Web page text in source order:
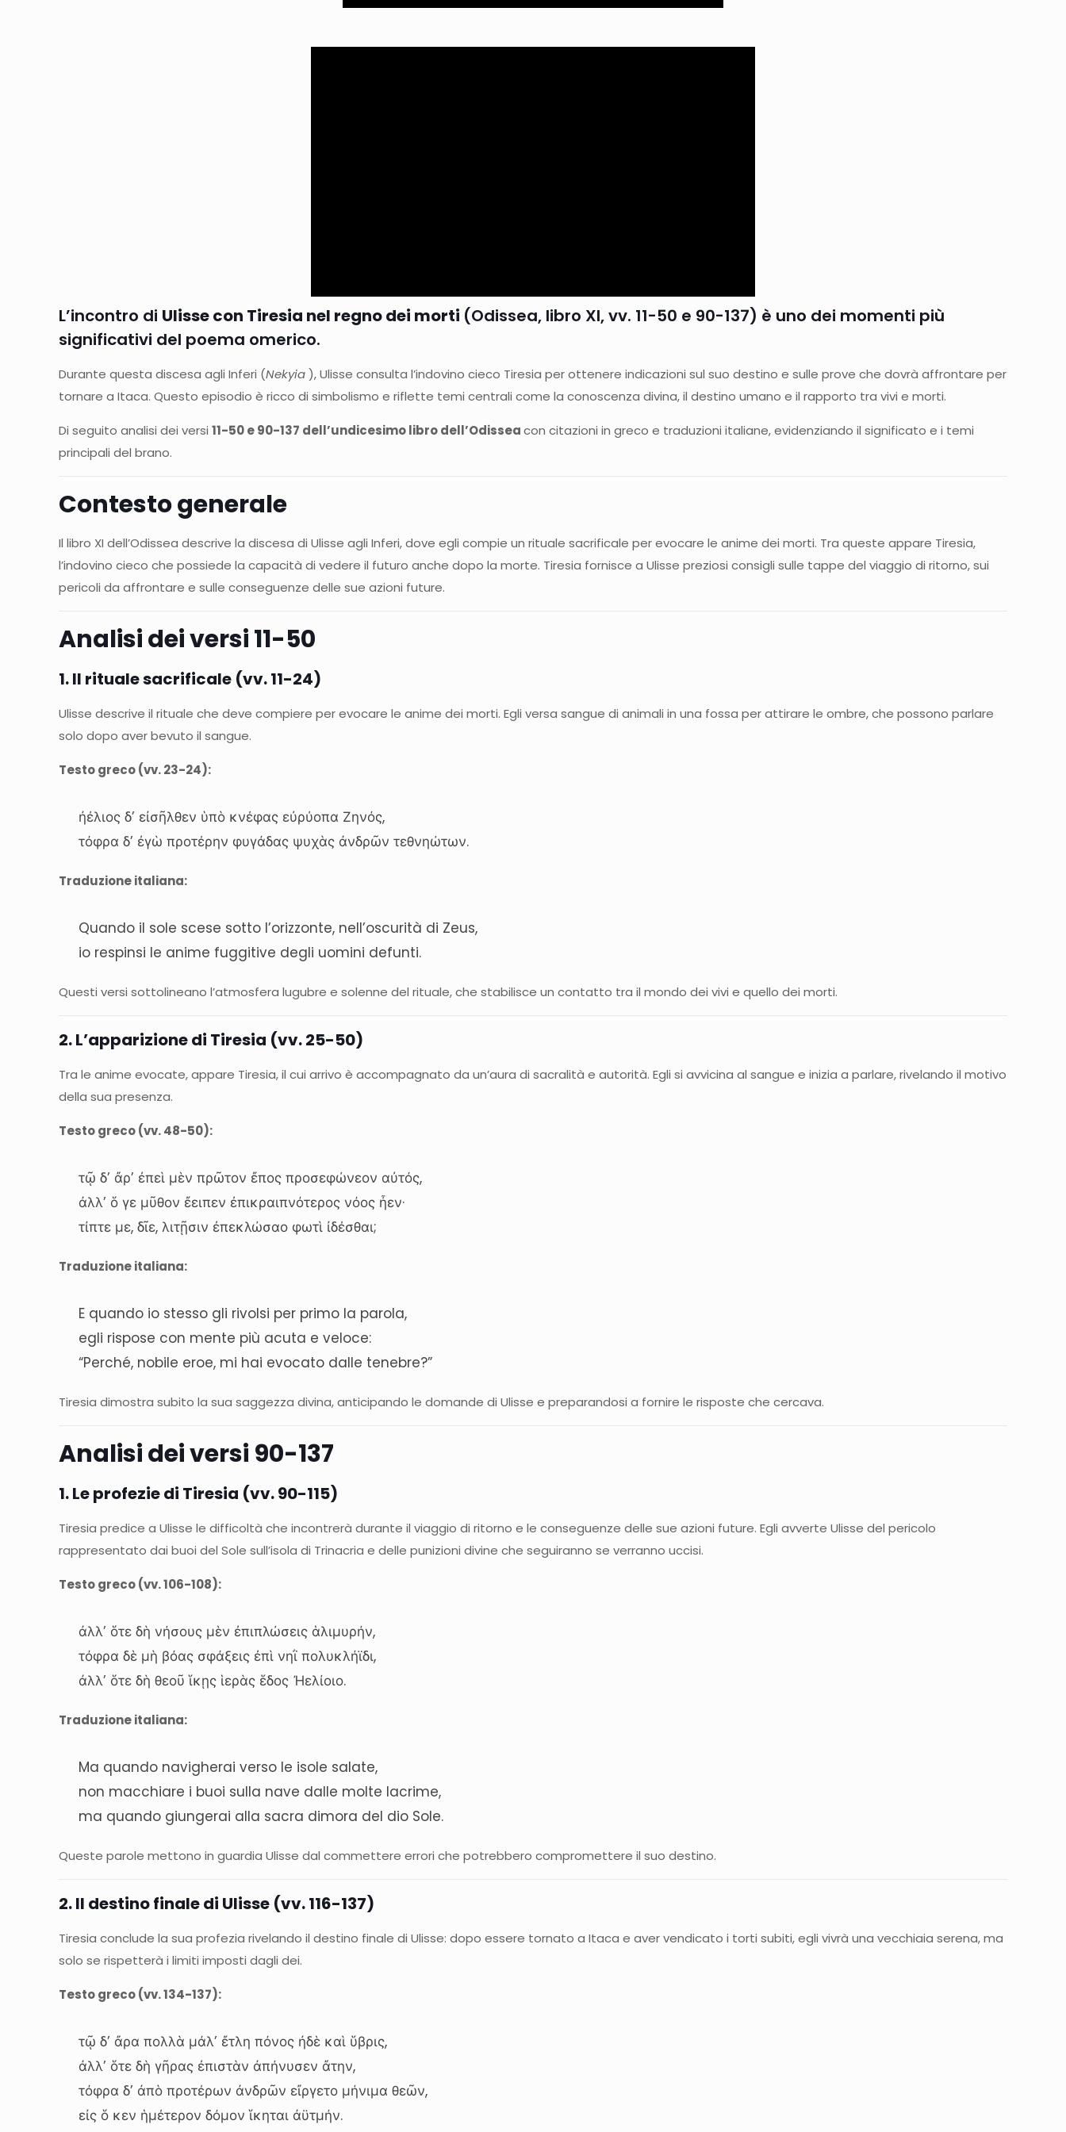
L’incontro di Ulisse con Tiresia nel regno dei morti (Odissea, libro XI, vv. 11-50 e 90-137) è uno dei momenti più
significativi del poema omerico.
Durante questa discesa agli Inferi (Nekyia), Ulisse consulta l’indovino cieco Tiresia per ottenere indicazioni sul suo destino e sulle prove che dovrà affrontare per
tornare a Itaca. Questo episodio è ricco di simbolismo e riflette temi centrali come la conoscenza divina, il destino umano e il rapporto tra vivi e morti.
Di seguito analisi dei versi11-50 e 90-137 dell’undicesimo libro dell’Odisseacon citazioni in greco e traduzioni italiane, evidenziando il significato e i temi
principali del brano.
Contesto generale
Il libro XI dell’Odissea descrive la discesa di Ulisse agli Inferi, dove egli compie un rituale sacrificale per evocare le anime dei morti. Tra queste appare Tiresia,
l’indovino cieco che possiede la capacità di vedere il futuro anche dopo la morte. Tiresia fornisce a Ulisse preziosi consigli sulle tappe del viaggio di ritorno, sui
pericoli da affrontare e sulle conseguenze delle sue azioni future.
Analisi dei versi 11-50
1. Il rituale sacrificale (vv. 11-24)
Ulisse descrive il rituale che deve compiere per evocare le anime dei morti. Egli versa sangue di animali in una fossa per attirare le ombre, che possono parlare
solo dopo aver bevuto il sangue.
Testo greco (vv. 23-24):
ἠέλιος δ’ εἰσῆλθεν ὑπὸ κνέφας εὐρύοπα Ζηνός,
τόφρα δ’ ἐγὼ προτέρην φυγάδας ψυχὰς ἀνδρῶν τεθνηώτων.
Traduzione italiana:
Quando il sole scese sotto l’orizzonte, nell’oscurità di Zeus,
io respinsi le anime fuggitive degli uomini defunti.
Questi versi sottolineano l’atmosfera lugubre e solenne del rituale, che stabilisce un contatto tra il mondo dei vivi e quello dei morti.
2. L’apparizione di Tiresia (vv. 25-50)
Tra le anime evocate, appare Tiresia, il cui arrivo è accompagnato da un’aura di sacralità e autorità. Egli si avvicina al sangue e inizia a parlare, rivelando il motivo
della sua presenza.
Testo greco (vv. 48-50):
τῷ δ’ ἄρ’ ἐπεὶ μὲν πρῶτον ἔπος προσεφώνεον αὐτός,
ἀλλ’ ὅ γε μῦθον ἔειπεν ἐπικραιπνότερος νόος ἦεν·
τίπτε με, δῖε, λιτῇσιν ἐπεκλώσαο φωτὶ ἰδέσθαι;
Traduzione italiana:
E quando io stesso gli rivolsi per primo la parola,
egli rispose con mente più acuta e veloce:
“Perché, nobile eroe, mi hai evocato dalle tenebre?”
Tiresia dimostra subito la sua saggezza divina, anticipando le domande di Ulisse e preparandosi a fornire le risposte che cercava.
Analisi dei versi 90-137
1. Le profezie di Tiresia (vv. 90-115)
Tiresia predice a Ulisse le difficoltà che incontrerà durante il viaggio di ritorno e le conseguenze delle sue azioni future. Egli avverte Ulisse del pericolo
rappresentato dai buoi del Sole sull’isola di Trinacria e delle punizioni divine che seguiranno se verranno uccisi.
Testo greco (vv. 106-108):
ἀλλ’ ὅτε δὴ νήσους μὲν ἐπιπλώσεις ἁλιμυρήν,
τόφρα δὲ μὴ βόας σφάξεις ἐπὶ νηῒ πολυκλήϊδι,
ἀλλ’ ὅτε δὴ θεοῦ ἵκῃς ἱερὰς ἕδος Ἠελίοιο.
Traduzione italiana:
Ma quando navigherai verso le isole salate,
non macchiare i buoi sulla nave dalle molte lacrime,
ma quando giungerai alla sacra dimora del dio Sole.
Queste parole mettono in guardia Ulisse dal commettere errori che potrebbero compromettere il suo destino.
2. Il destino finale di Ulisse (vv. 116-137)
Tiresia conclude la sua profezia rivelando il destino finale di Ulisse: dopo essere tornato a Itaca e aver vendicato i torti subiti, egli vivrà una vecchiaia serena, ma
solo se rispetterà i limiti imposti dagli dei.
Testo greco (vv. 134-137):
τῷ δ’ ἄρα πολλὰ μάλ’ ἔτλη πόνος ἠδὲ καὶ ὕβρις,
ἀλλ’ ὅτε δὴ γῆρας ἐπιστὰν ἀπήνυσεν ἄτην,
τόφρα δ’ ἀπὸ προτέρων ἀνδρῶν εἴργετο μήνιμα θεῶν,
εἰς ὅ κεν ἡμέτερον δόμον ἵκηται ἀϋτμήν.